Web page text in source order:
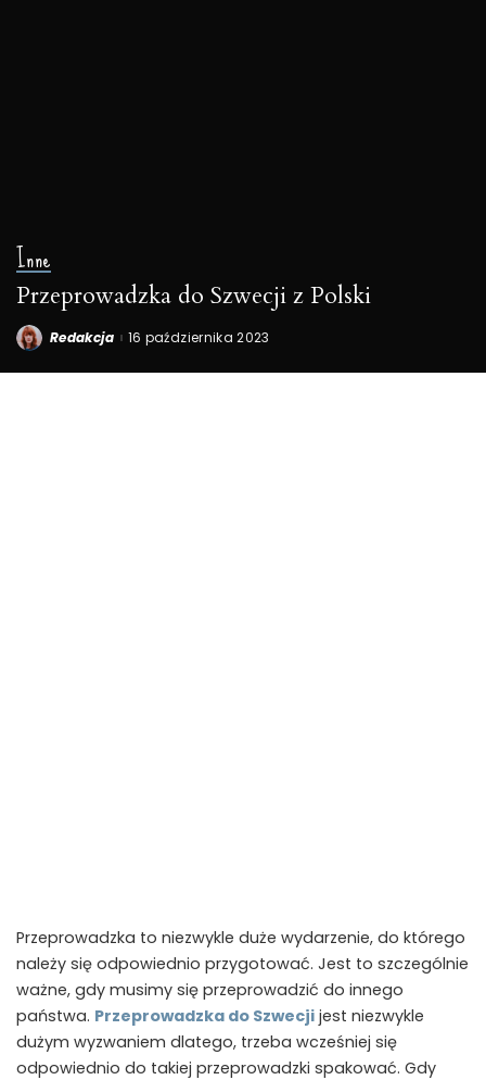
Inne
Przeprowadzka do Szwecji z Polski
Posted
Redakcja 16 października 2023
Przeprowadzka to niezwykle duże wydarzenie, do którego
należy się odpowiednio przygotować. Jest to szczególnie
ważne, gdy musimy się przeprowadzić do innego
państwa. Przeprowadzka do Szwecji jest niezwykle
dużym wyzwaniem dlatego, trzeba wcześniej się
odpowiednio do takiej przeprowadzki spakować. Gdy